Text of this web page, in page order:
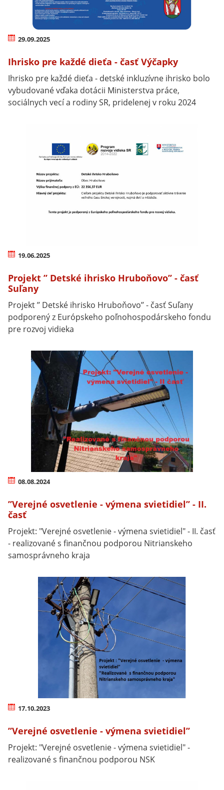
29.09.2025
Ihrisko pre každé dieťa - časť Výčapky
Ihrisko pre každé dieťa - detské inkluzívne ihrisko bolo
vybudované vďaka dotácii Ministerstva práce,
sociálnych vecí a rodiny SR, pridelenej v roku 2024
19.06.2025
Projekt ’’ Detské ihrisko Hruboňovo’’ - časť
Suľany
Projekt ’’ Detské ihrisko Hruboňovo’’ - časť Suľany
podporený z Európskeho poľnohospodárskeho fondu
pre rozvoj vidieka
08.08.2024
’’Verejné osvetlenie - výmena svietidiel’’ - II.
časť
Projekt: "Verejné osvetlenie - výmena svietidiel" - II. časť
- realizované s finančnou podporou Nitrianskeho
samosprávneho kraja
17.10.2023
’’Verejné osvetlenie - výmena svietidiel’’
Projekt: "Verejné osvetlenie - výmena svietidiel" -
realizované s finančnou podporou NSK